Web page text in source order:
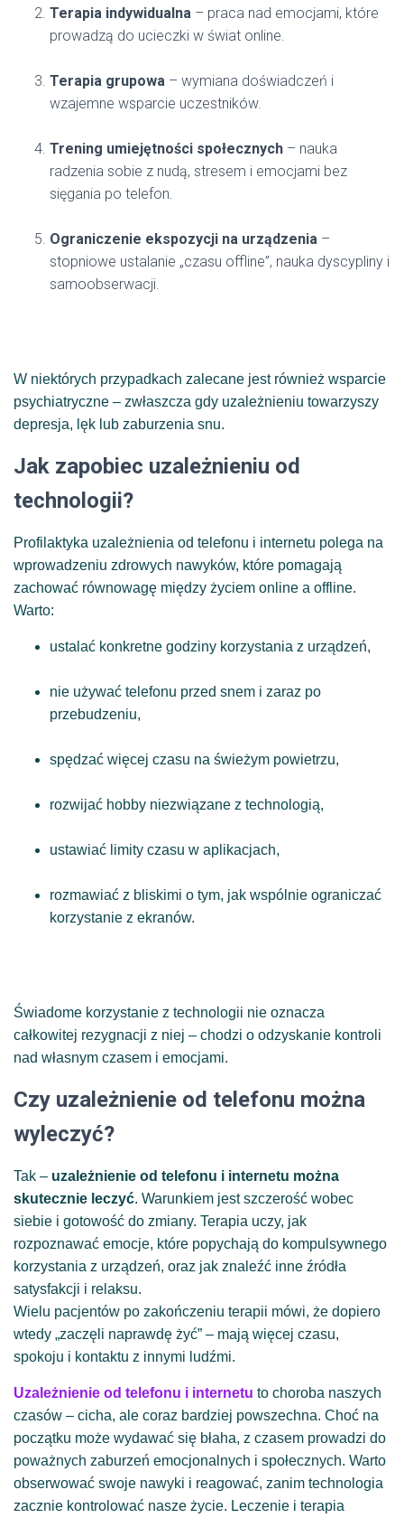
Terapia indywidualna – praca nad emocjami, które
prowadzą do ucieczki w świat online.
Terapia grupowa – wymiana doświadczeń i
wzajemne wsparcie uczestników.
Trening umiejętności społecznych – nauka
radzenia sobie z nudą, stresem i emocjami bez
sięgania po telefon.
Ograniczenie ekspozycji na urządzenia –
stopniowe ustalanie „czasu offline”, nauka dyscypliny i
samoobserwacji.
W niektórych przypadkach zalecane jest również wsparcie
psychiatryczne – zwłaszcza gdy uzależnieniu towarzyszy
depresja, lęk lub zaburzenia snu.
Jak zapobiec uzależnieniu od
technologii?
Profilaktyka uzależnienia od telefonu i internetu polega na
wprowadzeniu zdrowych nawyków, które pomagają
zachować równowagę między życiem online a offline.
Warto:
ustalać konkretne godziny korzystania z urządzeń,
nie używać telefonu przed snem i zaraz po
przebudzeniu,
spędzać więcej czasu na świeżym powietrzu,
rozwijać hobby niezwiązane z technologią,
ustawiać limity czasu w aplikacjach,
rozmawiać z bliskimi o tym, jak wspólnie ograniczać
korzystanie z ekranów.
Świadome korzystanie z technologii nie oznacza
całkowitej rezygnacji z niej – chodzi o odzyskanie kontroli
nad własnym czasem i emocjami.
Czy uzależnienie od telefonu można
wyleczyć?
Tak – uzależnienie od telefonu i internetu można
skutecznie leczyć. Warunkiem jest szczerość wobec
siebie i gotowość do zmiany. Terapia uczy, jak
rozpoznawać emocje, które popychają do kompulsywnego
korzystania z urządzeń, oraz jak znaleźć inne źródła
satysfakcji i relaksu.
Wielu pacjentów po zakończeniu terapii mówi, że dopiero
wtedy „zaczęli naprawdę żyć” – mają więcej czasu,
spokoju i kontaktu z innymi ludźmi.
Uzależnienie od telefonu i internetu to choroba naszych
czasów – cicha, ale coraz bardziej powszechna. Choć na
początku może wydawać się błaha, z czasem prowadzi do
poważnych zaburzeń emocjonalnych i społecznych. Warto
obserwować swoje nawyki i reagować, zanim technologia
zacznie kontrolować nasze życie. Leczenie i terapia